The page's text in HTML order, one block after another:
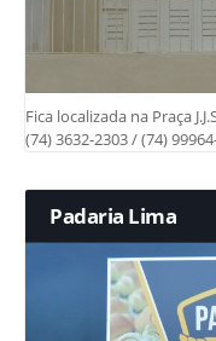
Fica localizada na Praça
(74) 3632-2303 / (74)
Padaria Lima